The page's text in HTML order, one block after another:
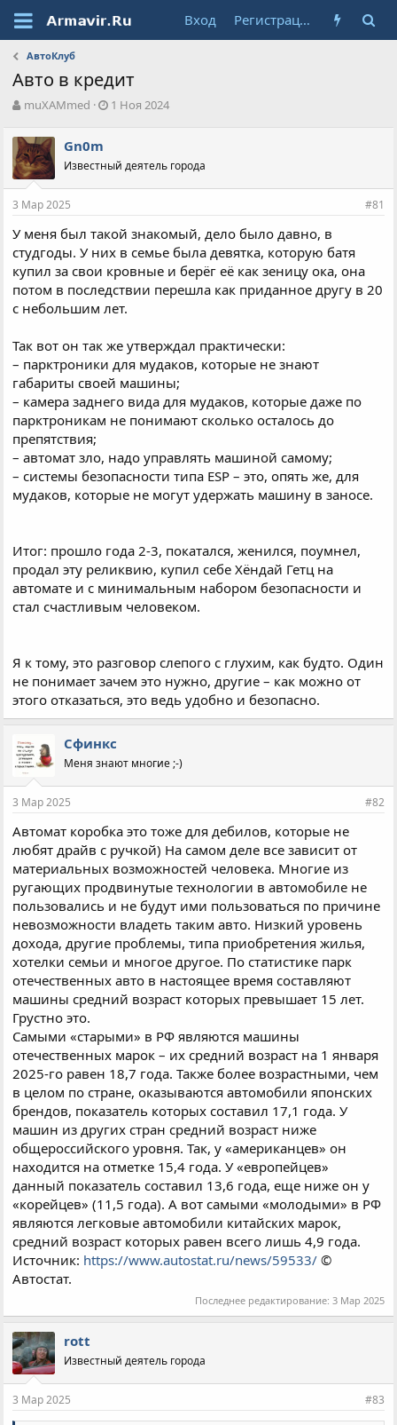
Вход Регистрация
АвтоКлуб
Авто в кредит
А
т
о
р
т
е
ы
muXAMmed
Д
н
л
а
1 Ноя 2024
Gn0m
Известный деятель города
3 Мар 2025 #81
У меня был такой знакомый, дело было давно, в
студгоды. У них в семье была девятка, которую батя
купил за свои кровные и берёг её как зеницу ока, она
потом в последствии перешла как приданное другу в 20
с небольшим лет.
Так вот он так же утверждал практически:
– парктроники для мудаков, которые не знают
габариты своей машины;
– камера заднего вида для мудаков, которые даже по
парктроникам не понимают сколько осталось до
препятствия;
– автомат зло, надо управлять машиной самому;
– системы безопасности типа ESP – это, опять же, для
мудаков, которые не могут удержать машину в заносе.
Итог: прошло года 2-3, покатался, женился, поумнел,
продал эту реликвию, купил себе Хёндай Гетц на
автомате и с минимальным набором безопасности и
стал счастливым человеком.
Я к тому, это разговор слепого с глухим, как будто. Один
не понимает зачем это нужно, другие – как можно от
этого отказаться, это ведь удобно и безопасно.
Сфинкс
Меня знают многие ;-)
3 Мар 2025 #82
Автомат коробка это тоже для дебилов, которые не
любят драйв с ручкой) На самом деле все зависит от
материальных возможностей человека. Многие из
ругающих продвинутые технологии в автомобиле не
пользовались и не будут ими пользоваться по причине
невозможности владеть таким авто. Низкий уровень
дохода, другие проблемы, типа приобретения жилья,
хотелки семьи и многое другое. По статистике парк
отечественных авто в настоящее время составляют
машины средний возраст которых превышает 15 лет.
Грустно это.
Самыми «старыми» в РФ являются машины
отечественных марок – их средний возраст на 1 января
2025-го равен 18,7 года. Также более возрастными, чем
в целом по стране, оказываются автомобили японских
брендов, показатель которых составил 17,1 года. У
машин из других стран средний возраст ниже
общероссийского уровня. Так, у «американцев» он
находится на отметке 15,4 года. У «европейцев»
данный показатель составил 13,6 года, еще ниже он у
«корейцев» (11,5 года). А вот самыми «молодыми» в РФ
являются легковые автомобили китайских марок,
средний возраст которых равен всего лишь 4,9 года.
Источник: https://www.autostat.ru/news/59533/ ©
Автостат.
Последнее редактирование: 3 Мар 2025
rott
Известный деятель города
3 Мар 2025 #83